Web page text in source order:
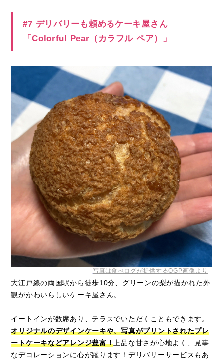
#7 デリバリーも頼めるケーキ屋さん
「Colorful Pear（カラフル ペア）」
写真は食べログが提供するOGP画像より
大江戸線の両国駅から徒歩10分、グリーンの梨が描かれた外
観がかわいらしいケーキ屋さん。
イートインが数席あり、テラスでいただくこともできます。
オリジナルのデザインケーキや、写真がプリントされたプレ
ートケーキなどアレンジ豊富！上品な甘さが心地よく、見事
なデコレーションに心が躍ります！デリバリーサービスもあ